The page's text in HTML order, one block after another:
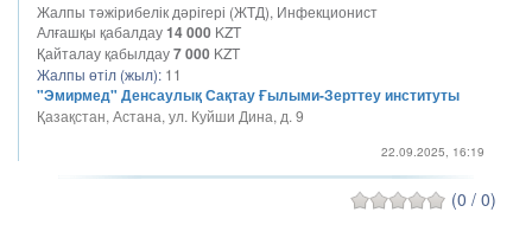
Жалпы тәжірибелік дәрігері (ЖТД), Инфекционист
Алғашқы қабалдау14 000 KZT
Қайталау қабылдау7 000 KZT
Жалпы өтіл (жыл): 11
"Эмирмед" Денсаулық Сақтау Ғылыми-Зерттеу институты
Қазақстан, Астана, ул. Куйши Дина, д. 9
22.09.2025, 16:19
(0 / 0)